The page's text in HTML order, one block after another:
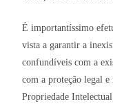
É importantíssimo
vista a garantir a
confundíveis com a
com a proteção legal
Propriedade